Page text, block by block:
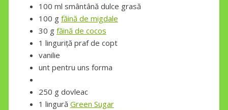
100 ml smântână dulce grasă
100 g făină de migdale
30 g făină de cocos
1 linguriță praf de copt
vanilie
unt pentru uns forma
250 g dovleac
1 lingură Green Sugar